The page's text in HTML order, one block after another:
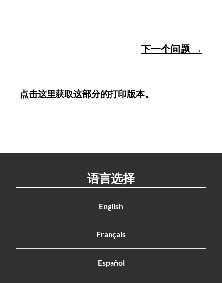
下一个问题 →
点击这里获取这部分的打印版本。
语言选择
English
Français
Español